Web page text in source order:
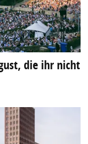
die ihr nicht